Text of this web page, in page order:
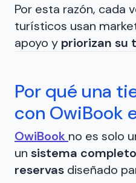
Por esta razón, cada
turísticos usan
apoyo y priorizan su
Por qué una
con OwiBook
OwiBook no es solo
un sistema
reservas diseñado